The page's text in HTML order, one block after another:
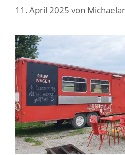
11. April 2025 von